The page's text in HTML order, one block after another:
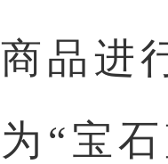
商品进
为“宝